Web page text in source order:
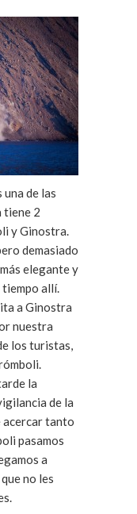
de las
tiene 2
y Ginostra.
demasiado
elegante y
tiempo allí.
a Ginostra
nuestra
los turistas,
la
de la
acercar tanto
pasamos
a
no les